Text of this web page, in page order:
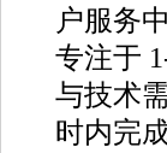
户服务
专注于
与技术
时内完